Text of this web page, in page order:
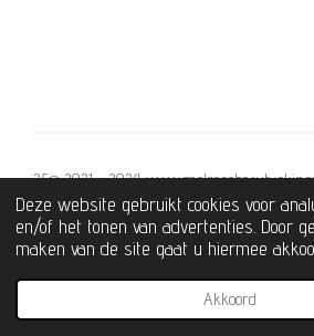
Deze website gebruikt cookies voor
en/of het tonen van advertenties. Door
maken van de site gaat u hiermee
Akkoord
25© 2021 - 2024
Powered byJouwWeb
Telefoonnummer